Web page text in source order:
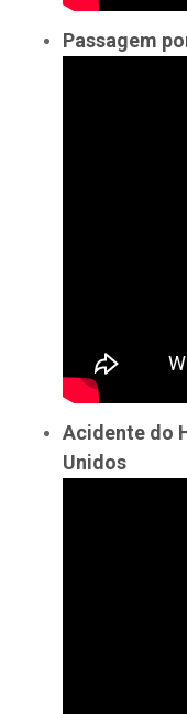
Passagem
Acidente do
Unidos